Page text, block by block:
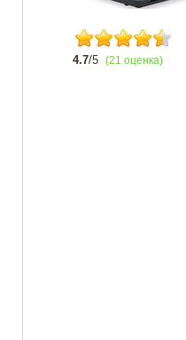
4.7/5 (21 оценка)